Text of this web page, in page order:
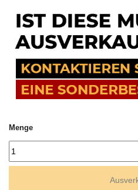
Menge